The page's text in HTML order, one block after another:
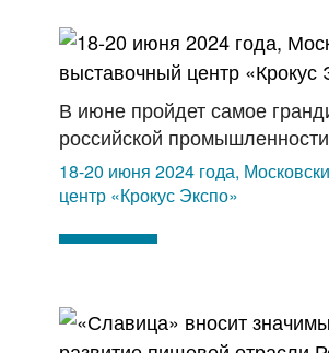
В июне пройдет самое
российской промышленности
18-20 июня 2024 года,
центр «Крокус Экспо»